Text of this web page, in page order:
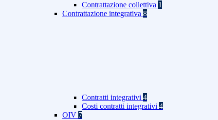
Contrattazione collettiva 1
Contrattazione integrativa 8
Contratti integrativi 4
Costi contratti integrativi 4
OIV 7